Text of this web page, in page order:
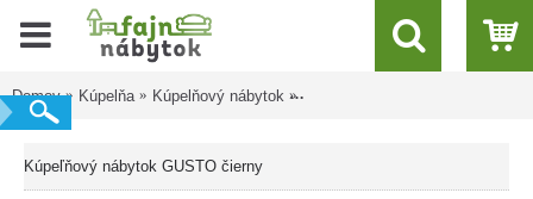
Domov Kúpelňa Kúpelňový nábytok Kúpeľňový nábytok GUSTO
Kúpeľňový nábytok GUSTO čierny